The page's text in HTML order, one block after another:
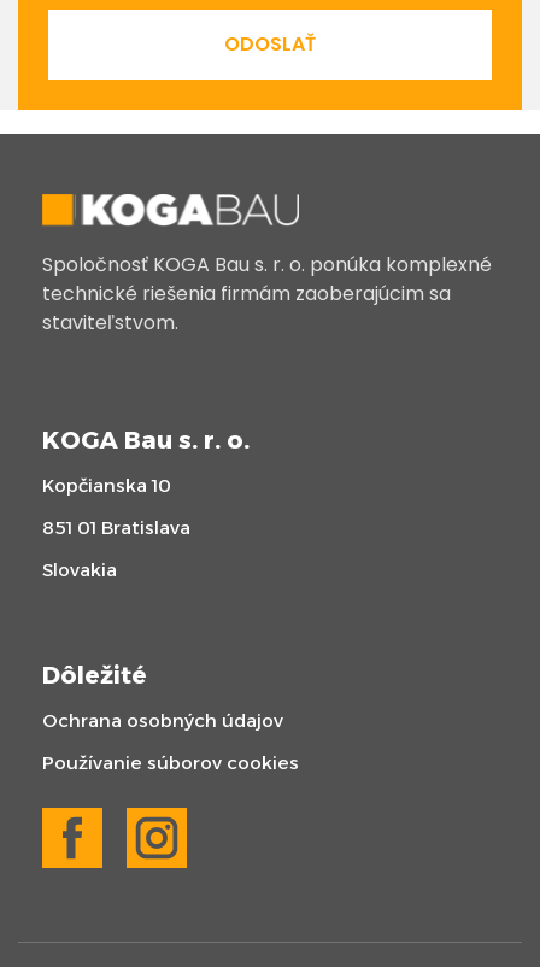
ODOSLAŤ
Spoločnosť KOGA Bau s. r. o. ponúka komplexné
technické riešenia firmám zaoberajúcim sa
staviteľstvom.
KOGA Bau s. r. o.
Kopčianska 10
851 01 Bratislava
Slovakia
Dôležité
Ochrana osobných údajov
Používanie súborov cookies